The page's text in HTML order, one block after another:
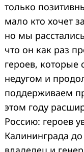
только
мало кто хочет
но мы
что он как раз
героев, которые
недугом и
поддерживаем
этом году
Россию: героев
Калининграда до